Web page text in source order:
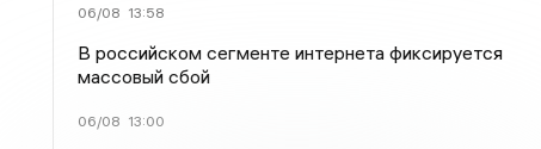
06/08 13:58
В российском сегменте интернета фиксируется
массовый сбой
06/08 13:00